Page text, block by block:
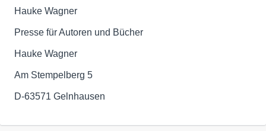
Hauke Wagner
Presse für Autoren und Bücher
Hauke Wagner
Am Stempelberg 5
D-63571 Gelnhausen